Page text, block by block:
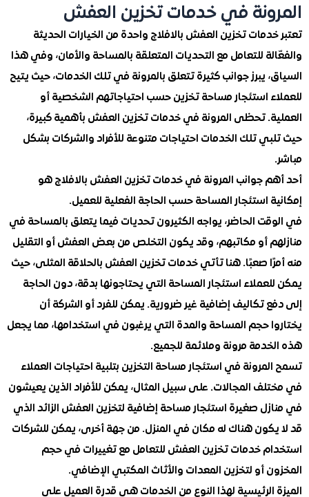
في خدمات تخزين العفش
تخزين العفش بالافلاج واحدة من الخيارات الحديثة
للتعامل مع التحديات المتعلقة بالمساحة والأمان، وفي هذا
يبرز جوانب كثيرة تتعلق بالمرونة في تلك الخدمات، حيث يتيح
استئجار مساحة تخزين حسب احتياجاتهم الشخصية أو
تحظى المرونة في خدمات تخزين العفش بأهمية كبيرة،
تلك الخدمات احتياجات متنوعة للأفراد والشركات بشكل
جوانب المرونة في خدمات تخزين العفش بالافلاج هو
استئجار المساحة حسب الحاجة الفعلية للعميل.
الحاضر، يواجه الكثيرون تحديات فيما يتعلق بالمساحة في
أو مكاتبهم، وقد يكون التخلص من بعض العفش أو التقليل
صعبًا. هنا تأتي خدمات تخزين العفش بالحلاقة المثلى، حيث
استئجار المساحة التي يحتاجونها بدقة، دون الحاجة
تكاليف إضافية غير ضرورية. يمكن للفرد أو الشركة أن
حجم المساحة والمدة التي يرغبون في استخدامها، مما يجعل
مرونة وملائمة للجميع.
في استئجار مساحة التخزين بتلبية احتياجات العملاء
المجالات. على سبيل المثال، يمكن للأفراد الذين يعيشون
صغيرة استئجار مساحة إضافية لتخزين العفش الزائد الذي
هناك له مكان في المنزل. من جهة أخرى، يمكن للشركات
خدمات تخزين العفش للتعامل مع تغييرات في حجم
أو لتخزين المعدات والأثاث المكتبي الإضافي.
الرئيسية لهذا النوع من الخدمات هي قدرة العميل على